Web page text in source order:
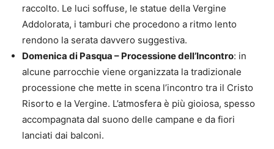
raccolto. Le luci soffuse, le statue della Vergine
Addolorata, i tamburi che procedono a ritmo lento
rendono la serata davvero suggestiva.
Domenica di Pasqua – Processione dell’Incontro: in
alcune parrocchie viene organizzata la tradizionale
processione che mette in scena l’incontro tra il Cristo
Risorto e la Vergine. L’atmosfera è più gioiosa, spesso
accompagnata dal suono delle campane e da fiori
lanciati dai balconi.